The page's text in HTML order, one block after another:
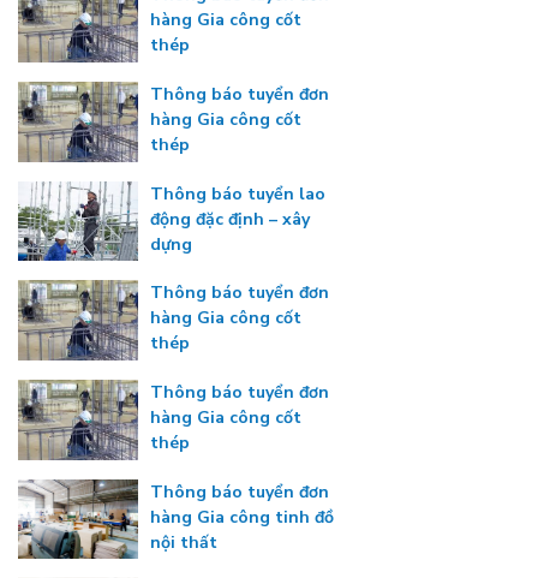
hàng Gia công cốt
thép
Thông báo tuyển đơn
hàng Gia công cốt
thép
Thông báo tuyển lao
động đặc định – xây
dựng
Thông báo tuyển đơn
hàng Gia công cốt
thép
Thông báo tuyển đơn
hàng Gia công cốt
thép
Thông báo tuyển đơn
hàng Gia công tinh đồ
nội thất